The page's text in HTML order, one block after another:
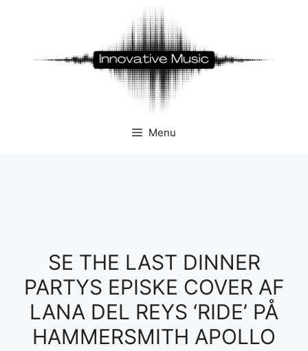
Menu
SE THE LAST DINNER
PARTYS EPISKE COVER AF
LANA DEL REYS ‘RIDE’ PÅ
HAMMERSMITH APOLLO